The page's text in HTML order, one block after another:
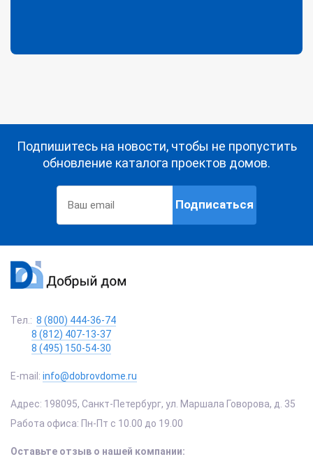
Подпишитесь на новости, чтобы не пропустить
обновление каталога проектов домов.
Подписаться
Тел.: 8 (800) 444-36-74
8 (812) 407-13-37
8 (495) 150-54-30
E-mail: info@dobrovdome.ru
Адрес: 198095, Санкт-Петербург, ул. Маршала Говорова, д. 35
Работа офиса: Пн-Пт с 10.00 до 19.00
Оставьте отзыв о нашей компании: